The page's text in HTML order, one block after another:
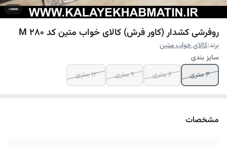
روفرشی کشدار (کاور فرش) کالای خواب متین کد M 280
برند:کالای خواب متین
سایز بندی
4 متری
6 متری 9 متری 12 متری
مشخصات